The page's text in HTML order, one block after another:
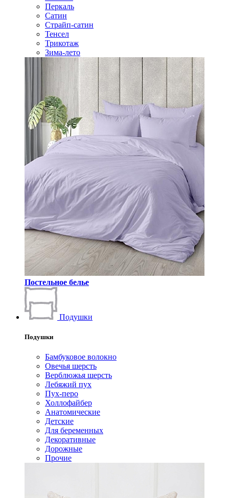
Перкаль
Сатин
Страйп-сатин
Тенсел
Трикотаж
Зима-лето
Постельное белье
Подушки
Подушки
Бамбуковое волокно
Овечья шерсть
Верблюжья шерсть
Лебяжий пух
Пух-перо
Холлофайбер
Анатомические
Детские
Для беременных
Декоративные
Дорожные
Прочие